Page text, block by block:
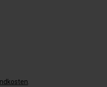
.